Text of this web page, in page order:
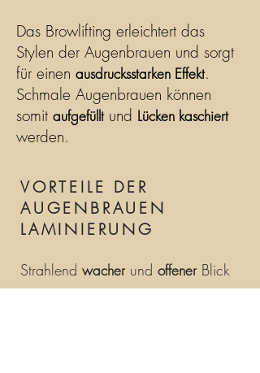
VORTEILE DER
AUGENBRAUEN
LAMINIERUNG
Strahlend wacherund offenerBlick
Das Browlifting erleichtert das
Stylen der Augenbrauen und sorgt
für einen ausdrucksstarken Effekt.
Schmale Augenbrauen können
somit aufgefülltund Lücken kaschiert
werden.